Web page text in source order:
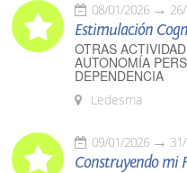
08/01/2026
Estimulación
OTRAS
AUTONOMÍA
DEPENDENCIA
Ledesma
09/01/2026
Construyendo mi